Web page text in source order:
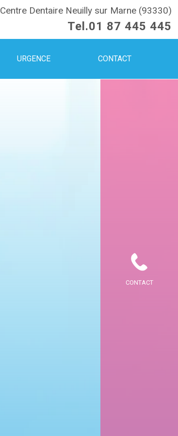
Centre Dentaire Neuilly sur Marne (93330)
Tel.01 87 445 445
URGENCE CONTACT
CONTACT